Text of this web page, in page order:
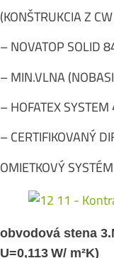
(KONŠTRUKCIA Z
– NOVATOP SOLID
– MIN.VLNA
– HOFATEX
– CERTIFIKOVANÝ
OMIETKOVÝ
obvodová stena
U=0,113 W/ m²K)